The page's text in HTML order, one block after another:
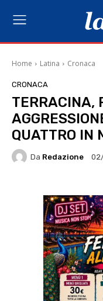
Home Latina Cronaca
CRONACA
TERRACINA,
QUATTRO IN
Da Redazione